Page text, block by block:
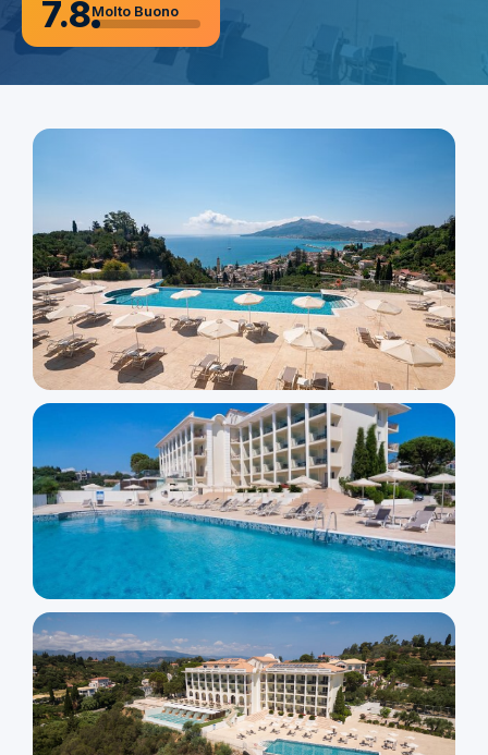
7.8Molto Buono